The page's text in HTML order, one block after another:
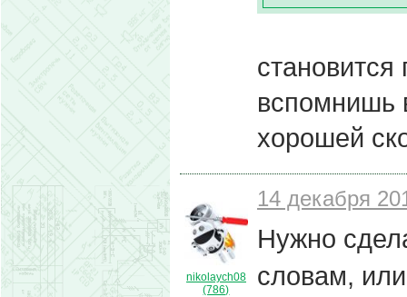
вспомнишь
хорошей
nikolaych08
(786)
14 декабря
Нужно
словам,